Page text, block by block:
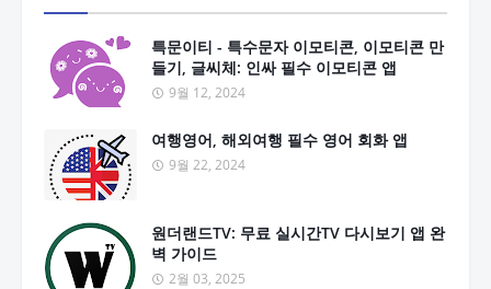
특문이티 - 특수문자 이모티콘, 이모티콘 만
들기, 글씨체: 인싸 필수 이모티콘 앱
9월 12, 2024
여행영어, 해외여행 필수 영어 회화 앱
9월 22, 2024
원더랜드TV: 무료 실시간TV 다시보기 앱 완
벽 가이드
2월 03, 2025